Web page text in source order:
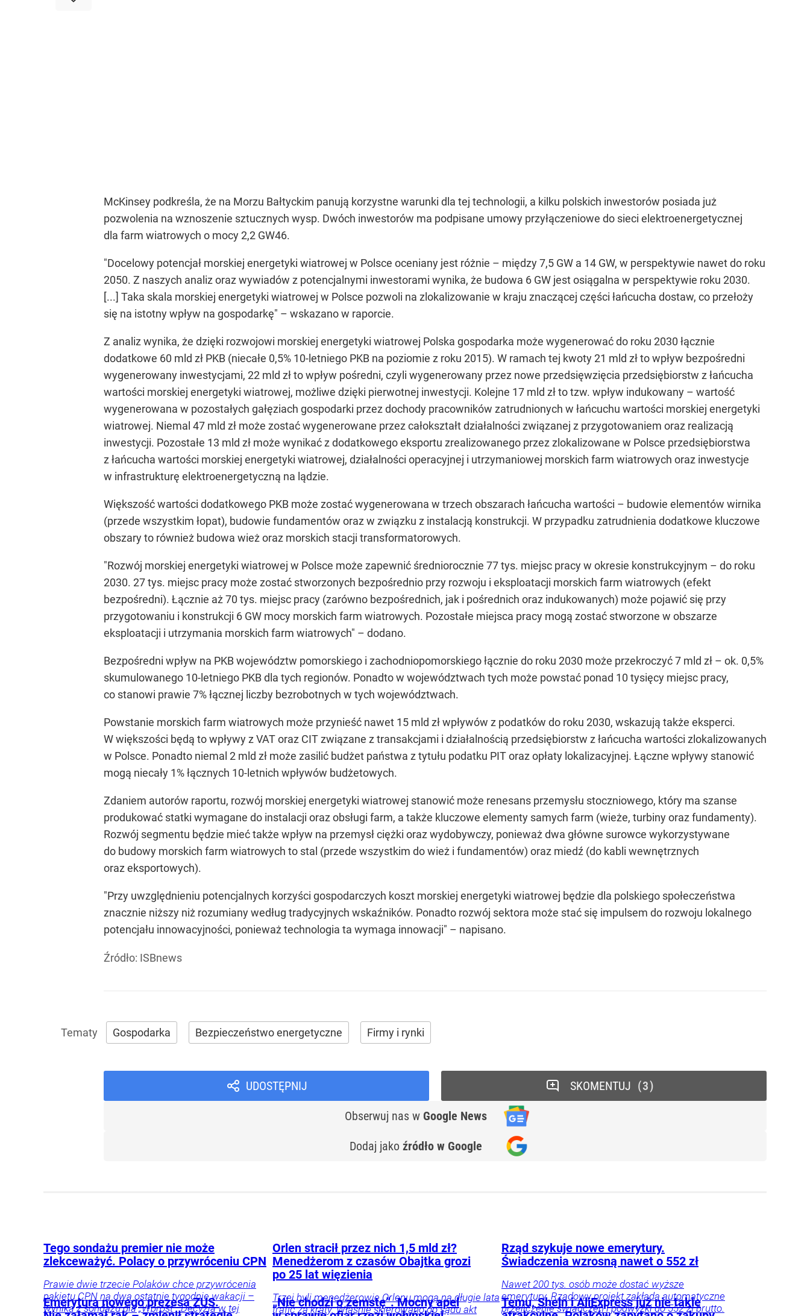
McKinsey podkreśla, że na Morzu Bałtyckim panują korzystne warunki dla tej technologii, a kilku polskich inwestorów posiada już
pozwolenia na wznoszenie sztucznych wysp. Dwóch inwestorów ma podpisane umowy przyłączeniowe do sieci elektroenergetycznej
dla farm wiatrowych o mocy 2,2 GW46.
"Docelowy potencjał morskiej energetyki wiatrowej w Polsce oceniany jest różnie – między 7,5 GW a 14 GW, w perspektywie nawet do roku
2050. Z naszych analiz oraz wywiadów z potencjalnymi inwestorami wynika, że budowa 6 GW jest osiągalna w perspektywie roku 2030.
[...] Taka skala morskiej energetyki wiatrowej w Polsce pozwoli na zlokalizowanie w kraju znaczącej części łańcucha dostaw, co przełoży
się na istotny wpływ na gospodarkę" – wskazano w raporcie.
Z analiz wynika, że dzięki rozwojowi morskiej energetyki wiatrowej Polska gospodarka może wygenerować do roku 2030 łącznie
dodatkowe 60 mld zł PKB (niecałe 0,5% 10-letniego PKB na poziomie z roku 2015). W ramach tej kwoty 21 mld zł to wpływ bezpośredni
wygenerowany inwestycjami, 22 mld zł to wpływ pośredni, czyli wygenerowany przez nowe przedsięwzięcia przedsiębiorstw z łańcucha
wartości morskiej energetyki wiatrowej, możliwe dzięki pierwotnej inwestycji. Kolejne 17 mld zł to tzw. wpływ indukowany – wartość
wygenerowana w pozostałych gałęziach gospodarki przez dochody pracowników zatrudnionych w łańcuchu wartości morskiej energetyki
wiatrowej. Niemal 47 mld zł może zostać wygenerowane przez całokształt działalności związanej z przygotowaniem oraz realizacją
inwestycji. Pozostałe 13 mld zł może wynikać z dodatkowego eksportu zrealizowanego przez zlokalizowane w Polsce przedsiębiorstwa
z łańcucha wartości morskiej energetyki wiatrowej, działalności operacyjnej i utrzymaniowej morskich farm wiatrowych oraz inwestycje
w infrastrukturę elektroenergetyczną na lądzie.
Większość wartości dodatkowego PKB może zostać wygenerowana w trzech obszarach łańcucha wartości – budowie elementów wirnika
(przede wszystkim łopat), budowie fundamentów oraz w związku z instalacją konstrukcji. W przypadku zatrudnienia dodatkowe kluczowe
obszary to również budowa wież oraz morskich stacji transformatorowych.
"Rozwój morskiej energetyki wiatrowej w Polsce może zapewnić średniorocznie 77 tys. miejsc pracy w okresie konstrukcyjnym – do roku
2030. 27 tys. miejsc pracy może zostać stworzonych bezpośrednio przy rozwoju i eksploatacji morskich farm wiatrowych (efekt
bezpośredni). Łącznie aż 70 tys. miejsc pracy (zarówno bezpośrednich, jak i pośrednich oraz indukowanych) może pojawić się przy
przygotowaniu i konstrukcji 6 GW mocy morskich farm wiatrowych. Pozostałe miejsca pracy mogą zostać stworzone w obszarze
eksploatacji i utrzymania morskich farm wiatrowych" – dodano.
Bezpośredni wpływ na PKB województw pomorskiego i zachodniopomorskiego łącznie do roku 2030 może przekroczyć 7 mld zł – ok. 0,5%
skumulowanego 10-letniego PKB dla tych regionów. Ponadto w województwach tych może powstać ponad 10 tysięcy miejsc pracy,
co stanowi prawie 7% łącznej liczby bezrobotnych w tych województwach.
Powstanie morskich farm wiatrowych może przynieść nawet 15 mld zł wpływów z podatków do roku 2030, wskazują także eksperci.
W większości będą to wpływy z VAT oraz CIT związane z transakcjami i działalnością przedsiębiorstw z łańcucha wartości zlokalizowanych
w Polsce. Ponadto niemal 2 mld zł może zasilić budżet państwa z tytułu podatku PIT oraz opłaty lokalizacyjnej. Łączne wpływy stanowić
mogą niecały 1% łącznych 10-letnich wpływów budżetowych.
Zdaniem autorów raportu, rozwój morskiej energetyki wiatrowej stanowić może renesans przemysłu stoczniowego, który ma szanse
produkować statki wymagane do instalacji oraz obsługi farm, a także kluczowe elementy samych farm (wieże, turbiny oraz fundamenty).
Rozwój segmentu będzie mieć także wpływ na przemysł ciężki oraz wydobywczy, ponieważ dwa główne surowce wykorzystywane
do budowy morskich farm wiatrowych to stal (przede wszystkim do wież i fundamentów) oraz miedź (do kabli wewnętrznych
oraz eksportowych).
"Przy uwzględnieniu potencjalnych korzyści gospodarczych koszt morskiej energetyki wiatrowej będzie dla polskiego społeczeństwa
znacznie niższy niż rozumiany według tradycyjnych wskaźników. Ponadto rozwój sektora może stać się impulsem do rozwoju lokalnego
potencjału innowacyjności, ponieważ technologia ta wymaga innowacji" – napisano.
Źródło: ISBnews
Gospodarka Bezpieczeństwo energetyczne Firmy i rynki
UDOSTĘPNIJ
Obserwuj nas w Google News
Dodaj jako źródło w Google
SKOMENTUJ 3
Tego sondażu premier nie może
zlekceważyć. Polacy o przywróceniu CPN
Prawie dwie trzecie Polaków chce przywrócenia
pakietu CPN na dwa ostatnie tygodnie wakacji –
wynika z sondażu dla „Wprost”. Decyzja w tej
Orlen stracił przez nich 1,5 mld zł?
Menedżerom z czasów Obajtka grozi
po 25 lat więzienia
Trzej byli menedżerowie Orlenu mogą na długie lata
trafić za kraty. Właśnie skierowano do sądu akt
Rząd szykuje nowe emerytury.
Świadczenia wzrosną nawet o 552 zł
Nawet 200 tys. osób może dostać wyższe
emerytury. Rządowy projekt zakłada automatyczne
przeliczenie świadczeń i podwyżki do 552 zł brutto.
Emerytura nowego prezesa ZUS.
„Nie chodzi o zemstę”. Mocny apel
Temu, Shein i AliExpress już nie takie